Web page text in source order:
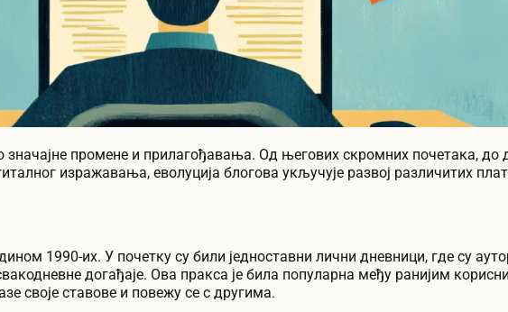
значајне промене и прилагођавања. Од његових скромних почетака, до
изражавања, еволуција блогова укључује развој различитих
1990-их. У почетку су били једноставни лични дневници, где су
догађаје. Ова пракса је била популарна међу ранијим
своје ставове и повежу се с другима.